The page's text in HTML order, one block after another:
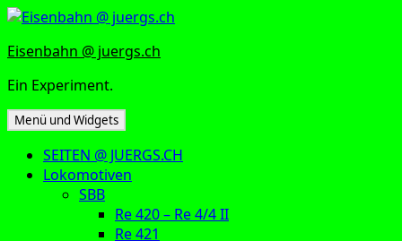
Zum
springen
Eisenbahn @ juergs.ch
Ein Experiment.
Menü und Widgets
SEITEN @ JUERGS.CH
Lokomotiven
SBB
Re 420 – Re 4/4 II
Re 421